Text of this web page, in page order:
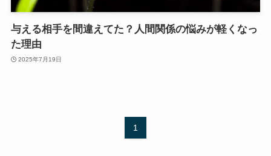
与える相手を間違えてた？人間関係の悩みが軽くなっ
た理由
2025年7月19日
1